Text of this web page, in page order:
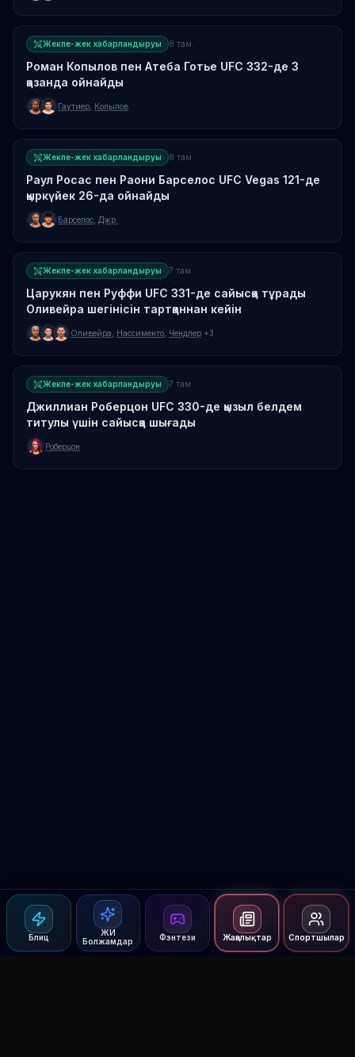
Блиц
ЖИ
Болжамдар
Фэнтези Жаңалықтар Спортшылар
Жекпе-жек хабарландыруы 8 там.
Роман Копылов пен Атеба Готье UFC 332-де 3
қазанда ойнайды
Гаутиер Копылов
Жекпе-жек хабарландыруы 8 там.
Раул Росас пен Раони Барселос UFC Vegas 121-де
қыркүйек 26-да ойнайды
Барселос Джр.
Жекпе-жек хабарландыруы 7 там.
Царукян пен Руффи UFC 331-де сайысқа тұрады
Оливейра шегінісін тартқаннан кейін
Оливейра Нассименто Чендлер +3
Жекпе-жек хабарландыруы 7 там.
Джиллиан Роберцон UFC 330-де қызыл белдем
титулы үшін сайысқа шығады
Роберцон